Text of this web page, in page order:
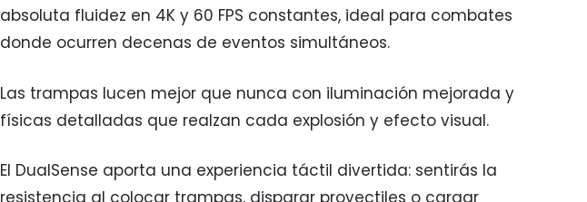
absoluta fluidez en 4K y 60 FPS constantes, ideal para combates
donde ocurren decenas de eventos simultáneos.
Las trampas lucen mejor que nunca con iluminación mejorada y
físicas detalladas que realzan cada explosión y efecto visual.
El DualSense aporta una experiencia táctil divertida: sentirás la
resistencia al colocar trampas, disparar proyectiles o cargar